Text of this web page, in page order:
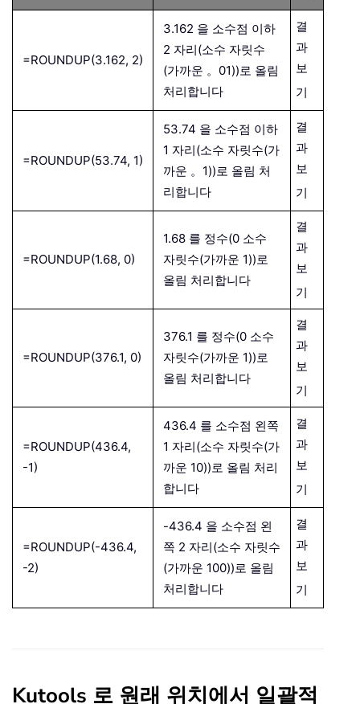
=ROUNDUP(3.162, 2)
3.162 을 소수점 이하
2 자리(소수 자릿수
(가까운 。01))로 올림
처리합니다
결
과
보
기
=ROUNDUP(53.74, 1)
53.74 을 소수점 이하
1 자리(소수 자릿수(가
까운 。1))로 올림 처
리합니다
결
과
보
기
=ROUNDUP(1.68, 0)
1.68 를 정수(0 소수
자릿수(가까운 1))로
올림 처리합니다
결
과
보
기
=ROUNDUP(376.1, 0)
376.1 를 정수(0 소수
자릿수(가까운 1))로
올림 처리합니다
결
과
보
기
=ROUNDUP(436.4,
-1)
436.4 를 소수점 왼쪽
1 자리(소수 자릿수(가
까운 10))로 올림 처리
합니다
결
과
보
기
=ROUNDUP(-436.4,
-2)
-436.4 을 소수점 왼
쪽 2 자리(소수 자릿수
(가까운 100))로 올림
처리합니다
결
과
보
기
Kutools 로 원래 위치에서 일괄적